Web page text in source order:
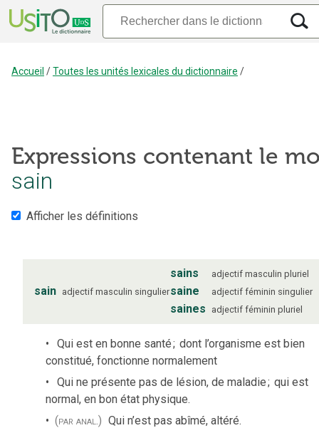
Accueil /Toutes les unités lexicales du dictionnaire /
Expressions contenant le
sain
Afficher les définitions
sain adjectif masculin singulier
sains adjectif masculin pluriel
saine adjectif féminin singulier
saines adjectif féminin pluriel
Qui est en bonne santé; dont l’organisme est bien
constitué, fonctionne normalement
Qui ne présente pas de lésion, de maladie; qui est
normal, en bon état physique.
(par anal.) Qui n’est pas abîmé, altéré.